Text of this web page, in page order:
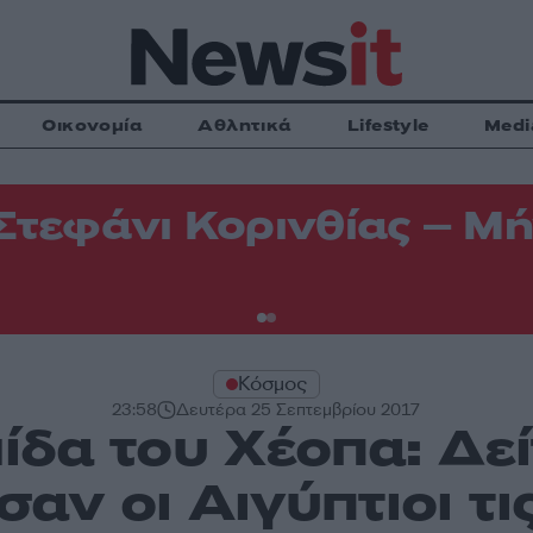
Οικονομία Αθλητικά Lifestyle
Κορινθίας –
Κόσμος
23:58 Δευτέρα 25 Σεπτεμβρίου 2017
του Χέοπα:
οι Αιγύπτιοι